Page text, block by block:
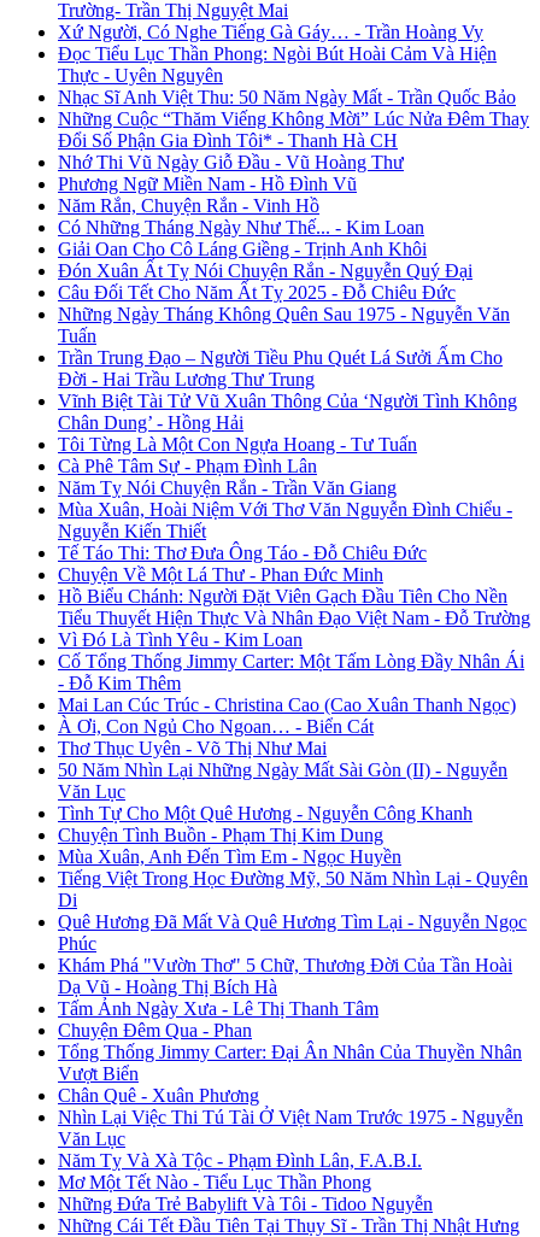
Trường- Trần Thị Nguyệt Mai
Xứ Người, Có Nghe Tiếng Gà Gáy… - Trần Hoàng Vy
Đọc Tiểu Lục Thần Phong: Ngòi Bút Hoài Cảm Và Hiện
Thực - Uyên Nguyên
Nhạc Sĩ Anh Việt Thu: 50 Năm Ngày Mất - Trần Quốc Bảo
Những Cuộc “Thăm Viếng Không Mời” Lúc Nửa Đêm Thay
Đổi Số Phận Gia Đình Tôi* - Thanh Hà CH
Nhớ Thi Vũ Ngày Giỗ Đầu - Vũ Hoàng Thư
Phương Ngữ Miền Nam - Hồ Đình Vũ
Năm Rắn, Chuyện Rắn - Vinh Hồ
Có Những Tháng Ngày Như Thế... - Kim Loan
Giải Oan Cho Cô Láng Giềng - Trịnh Anh Khôi
Đón Xuân Ất Tỵ Nói Chuyện Rắn - Nguyễn Quý Đại
Câu Đối Tết Cho Năm Ất Tỵ 2025 - Đỗ Chiêu Đức
Những Ngày Tháng Không Quên Sau 1975 - Nguyễn Văn
Tuấn
Trần Trung Đạo – Người Tiều Phu Quét Lá Sưởi Ấm Cho
Đời - Hai Trầu Lương Thư Trung
Vĩnh Biệt Tài Tử Vũ Xuân Thông Của ‘Người Tình Không
Chân Dung’ - Hồng Hải
Tôi Từng Là Một Con Ngựa Hoang - Tư Tuấn
Cà Phê Tâm Sự - Phạm Đình Lân
Năm Tỵ Nói Chuyện Rắn - Trần Văn Giang
Mùa Xuân, Hoài Niệm Với Thơ Văn Nguyễn Đình Chiểu -
Nguyễn Kiến Thiết
Tế Táo Thi: Thơ Đưa Ông Táo - Đỗ Chiêu Đức
Chuyện Về Một Lá Thư - Phan Đức Minh
Hồ Biểu Chánh: Người Đặt Viên Gạch Đầu Tiên Cho Nền
Tiểu Thuyết Hiện Thực Và Nhân Đạo Việt Nam - Đỗ Trường
Vì Đó Là Tình Yêu - Kim Loan
Cố Tổng Thống Jimmy Carter: Một Tấm Lòng Đầy Nhân Ái
- Đỗ Kim Thêm
Mai Lan Cúc Trúc - Christina Cao (Cao Xuân Thanh Ngọc)
À Ơi, Con Ngủ Cho Ngoan… - Biển Cát
Thơ Thục Uyên - Võ Thị Như Mai
50 Năm Nhìn Lại Những Ngày Mất Sài Gòn (II) - Nguyễn
Văn Lục
Tình Tự Cho Một Quê Hương - Nguyễn Công Khanh
Chuyện Tình Buồn - Phạm Thị Kim Dung
Mùa Xuân, Anh Đến Tìm Em - Ngọc Huyền
Tiếng Việt Trong Học Đường Mỹ, 50 Năm Nhìn Lại - Quyên
Di
Quê Hương Đã Mất Và Quê Hương Tìm Lại - Nguyễn Ngọc
Phúc
Khám Phá "Vườn Thơ" 5 Chữ, Thương Đời Của Tần Hoài
Dạ Vũ - Hoàng Thị Bích Hà
Tấm Ảnh Ngày Xưa - Lê Thị Thanh Tâm
Chuyện Đêm Qua - Phan
Tổng Thống Jimmy Carter: Đại Ân Nhân Của Thuyền Nhân
Vượt Biển
Chân Quê - Xuân Phương
Nhìn Lại Việc Thi Tú Tài Ở Việt Nam Trước 1975 - Nguyễn
Văn Lục
Năm Tỵ Và Xà Tộc - Phạm Đình Lân, F.A.B.I.
Mơ Một Tết Nào - Tiểu Lục Thần Phong
Những Đứa Trẻ Babylift Và Tôi - Tidoo Nguyễn
Những Cái Tết Đầu Tiên Tại Thụy Sĩ - Trần Thị Nhật Hưng